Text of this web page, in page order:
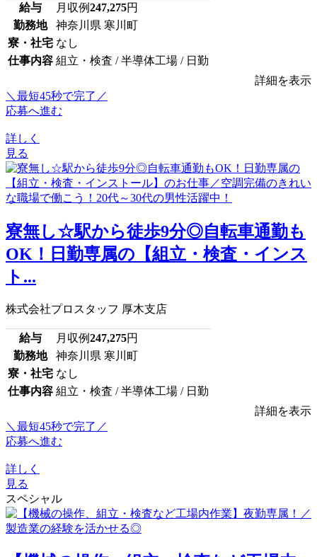
給与 月収例247,275円
勤務地
神奈川県 寒川町
寮・社宅 なし
仕事内容 組立・検査 / 半導体工場 / 日勤
詳細を表示
＼最短45秒で完了／
応募へ進む
詳しく
見る
寮無し☆駅から徒歩9分◎自転車通勤も
OK！日勤専属の【組立・検査・インス
ト...
株式会社プロスタッフ 厚木支店
給与 月収例247,275円
勤務地
神奈川県 寒川町
寮・社宅 なし
仕事内容 組立・検査 / 半導体工場 / 日勤
詳細を表示
＼最短45秒で完了／
応募へ進む
詳しく
見る
スペシャル